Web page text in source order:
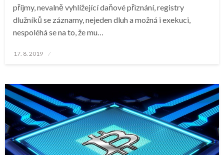
příjmy, nevalně vyhlížející daňové přiznání, registry
dlužníků se záznamy, nejeden dluh a možná i exekuci,
nespoléhá se na to, že mu…
Posted
17. 8. 2019